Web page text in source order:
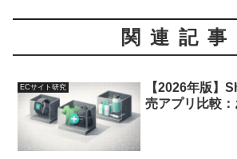
関連記事
ECサイト研究
【2026年版】
売アプリ比較